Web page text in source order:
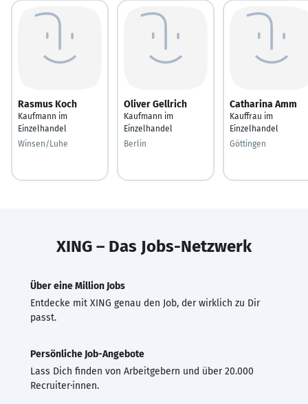
Rasmus Koch
Kaufmann im
Einzelhandel
Winsen/Luhe
Oliver Gellrich
Kaufmann im
Einzelhandel
Berlin
Catharina Amm
Kauffrau im
Einzelhandel
Göttingen
XING – Das Jobs-Netzwerk
Über eine Million Jobs
Entdecke mit XING genau den Job, der wirklich zu Dir
passt.
Persönliche Job-Angebote
Lass Dich finden von Arbeitgebern und über 20.000
Recruiter·innen.